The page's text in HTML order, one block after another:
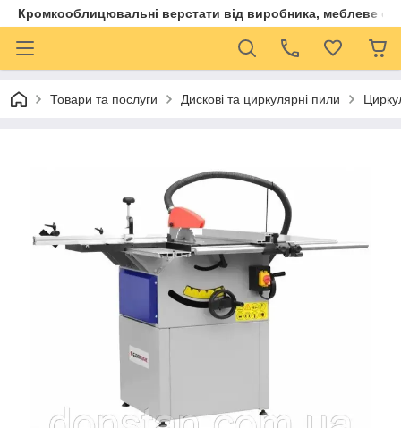
Кромкооблицювальні верстати від виробника, меблеве
Товари та послуги Дискові та циркулярні пили